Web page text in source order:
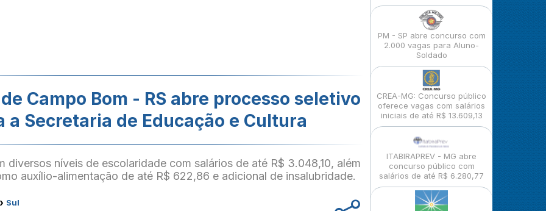
Campo Bom - RS abre processo seletivo
a Secretaria de Educação e Cultura
diversos níveis de escolaridade com salários de até R$ 3.048,10, além
auxílio-alimentação de até R$ 622,86 e adicional de insalubridade.
› Sul
PM - SP abre concurso com
2.000 vagas para Aluno-
Soldado
CREA-MG: Concurso público
oferece vagas com salários
iniciais de até R$ 13.609,13
ITABIRAPREV - MG abre
concurso público com
salários de até R$ 6.280,77